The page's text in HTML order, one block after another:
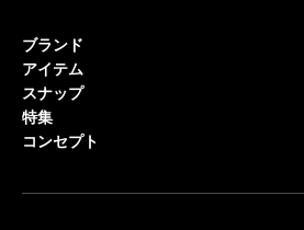
ブランド
アイテム
スナップ
特集
コンセプト